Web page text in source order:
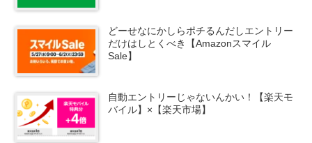
どーせなにかしらポチるんだしエントリー
だけはしとくべき【Amazonスマイル
Sale】
自動エントリーじゃないんかい！【楽天モ
バイル】×【楽天市場】